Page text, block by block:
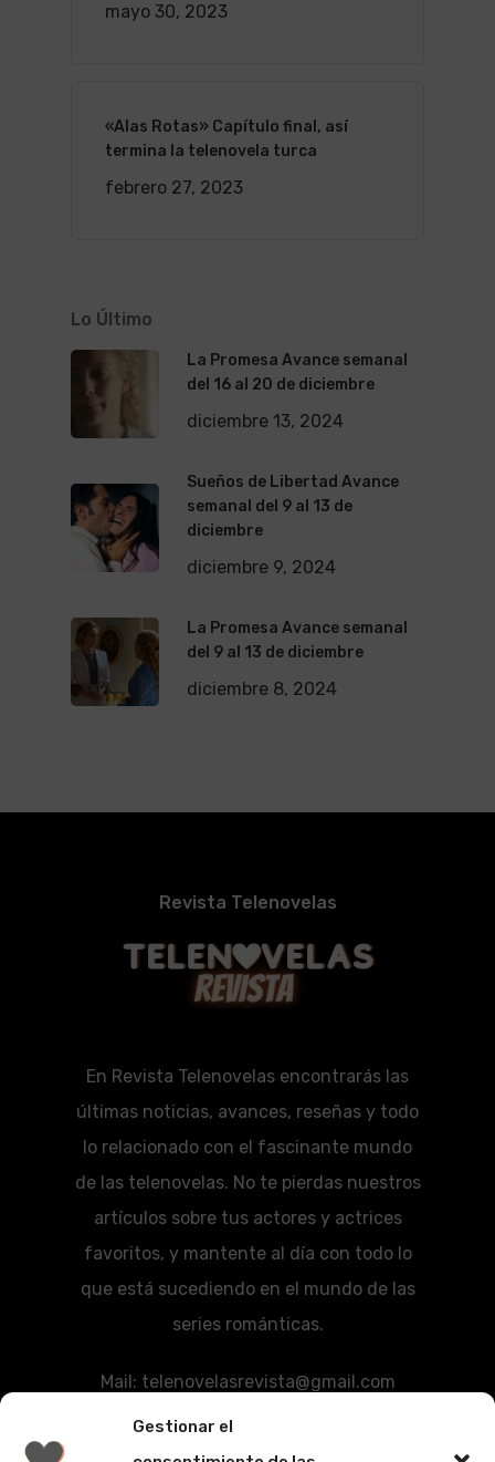
Gestionar el
mayo 30, 2023
«Alas Rotas» Capítulo final, así
termina la telenovela turca
febrero 27, 2023
Lo Último
La Promesa Avance semanal
del 16 al 20 de diciembre
diciembre 13, 2024
Sueños de Libertad Avance
semanal del 9 al 13 de
diciembre
diciembre 9, 2024
La Promesa Avance semanal
del 9 al 13 de diciembre
diciembre 8, 2024
Revista Telenovelas
En Revista Telenovelas encontrarás las
últimas noticias, avances, reseñas y todo
lo relacionado con el fascinante mundo
de las telenovelas. No te pierdas nuestros
artículos sobre tus actores y actrices
favoritos, y mantente al día con todo lo
que está sucediendo en el mundo de las
series románticas.
Mail: telenovelasrevista@gmail.com